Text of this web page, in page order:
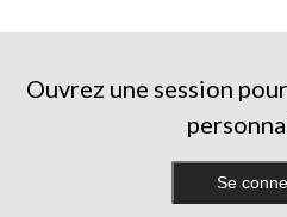
Ouvrez une session
Se